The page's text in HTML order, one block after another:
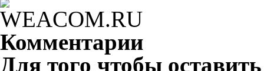
Комментарии
Для того чтобы